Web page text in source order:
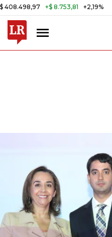
+$ 8.753,81 +2,19%